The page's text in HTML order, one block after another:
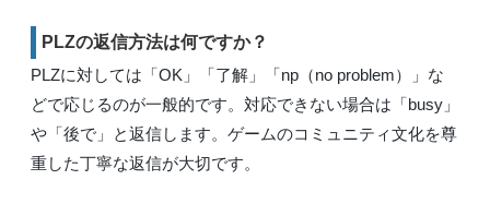
PLZの返信方法は何ですか？
PLZに対しては「OK」「了解」「np（no problem）」な
どで応じるのが一般的です。対応できない場合は「busy」
や「後で」と返信します。ゲームのコミュニティ文化を尊
重した丁寧な返信が大切です。